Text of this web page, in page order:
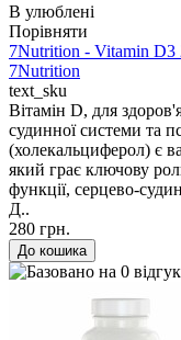
В улюблені
Порівняти
7Nutrition - Vitamin D3
7Nutrition
text_sku
Вітамін D, для
судинної системи та
(холекальциферол) є
який грає ключову
функції, серцево-
Д..
280 грн.